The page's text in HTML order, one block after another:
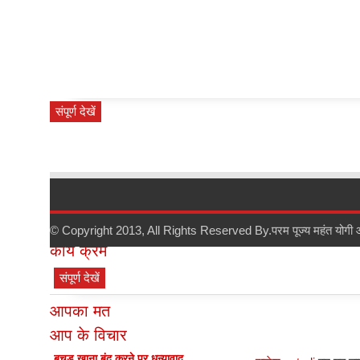
संपूर्ण देखें
कार्य क्रम
संपूर्ण देखें
आपका मत
आप के विचार
© Copyright 2013, All Rights Reserved By.परम पूज्य महंत योगी